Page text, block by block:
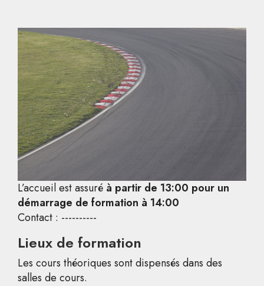
L’accueil est assuré à partir de 13:00 pour un
démarrage de formation à 14:00
Contact : ----------
Lieux de formation
Les cours théoriques sont dispensés dans des
salles de cours.